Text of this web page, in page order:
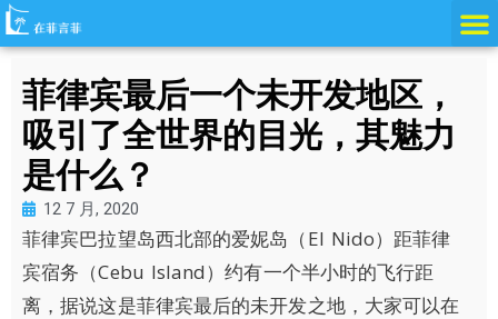
跳
至
菲律宾最后一个未开发地区，
吸引了全世界的目光，其魅力
是什么？
12 7 月, 2020
菲律宾巴拉望岛西北部的爱妮岛（El Nido）距菲律
宾宿务（Cebu Island）约有一个半小时的飞行距
离，据说这是菲律宾最后的未开发之地，大家可以在